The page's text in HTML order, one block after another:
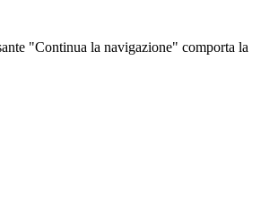
"Continua la navigazione" comporta la